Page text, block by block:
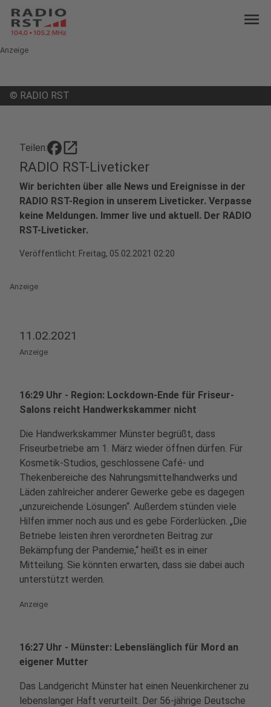
menu
Anzeige
© RADIO RST
Teilen: open_in_new
RADIO RST-Liveticker
Wir berichten über alle News und Ereignisse in der
RADIO RST-Region in unserem Liveticker. Verpasse
keine Meldungen. Immer live und aktuell. Der RADIO
RST-Liveticker.
Veröffentlicht: Freitag, 05.02.2021 02:20
Anzeige
11.02.2021
Anzeige
16:29 Uhr - Region: Lockdown-Ende für Friseur-
Salons reicht Handwerkskammer nicht
Die Handwerkskammer Münster begrüßt, dass
Friseurbetriebe am 1. März wieder öffnen dürfen. Für
Kosmetik-Studios, geschlossene Café- und
Thekenbereiche des Nahrungsmittelhandwerks und
Läden zahlreicher anderer Gewerke gebe es dagegen
„unzureichende Lösungen“. Außerdem stünden viele
Hilfen immer noch aus und es gebe Förderlücken. „Die
Betriebe leisten ihren verordneten Beitrag zur
Bekämpfung der Pandemie,“ heißt es in einer
Mitteilung. Sie könnten erwarten, dass sie dabei auch
unterstützt werden.
Anzeige
16:27 Uhr - Münster: Lebenslänglich für Mord an
eigener Mutter
Das Landgericht Münster hat einen Neuenkirchener zu
lebenslanger Haft verurteilt. Der 56-jährige Deutsche